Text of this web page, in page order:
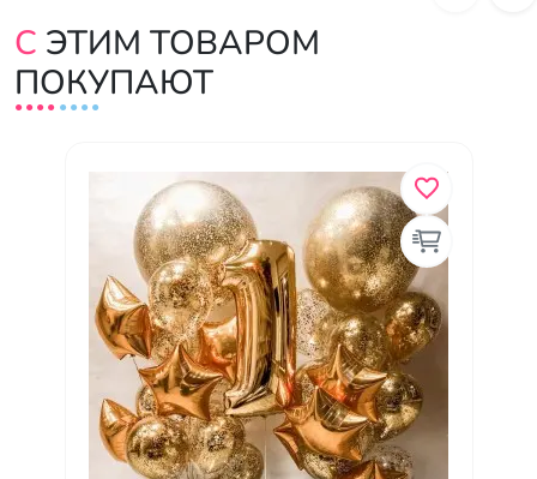
С ЭТИМ ТОВАРОМ
ПОКУПАЮТ